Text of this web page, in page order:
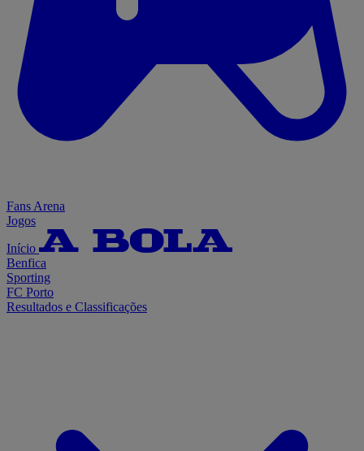
Fans Arena
Jogos
Início
Benfica
Sporting
FC Porto
Resultados e Classificações